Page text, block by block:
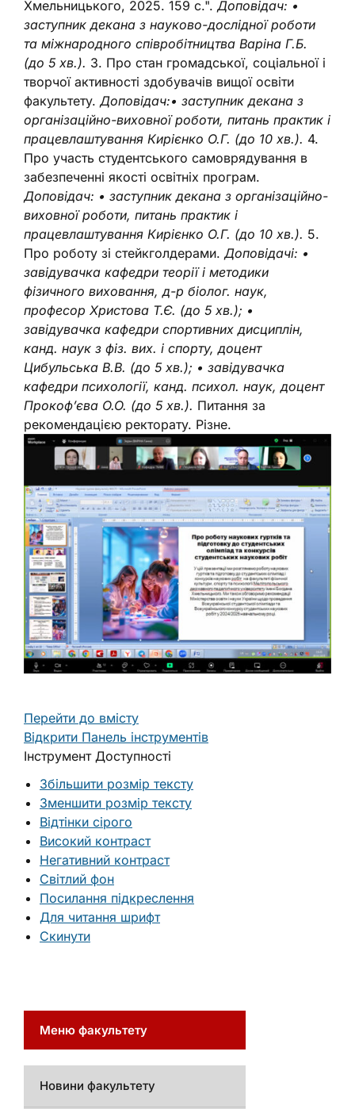
Хмельницького, 2025. 159 с.". Доповідач: •
заступник декана з науково-дослідної роботи
та міжнародного співробітництва Варіна Г.Б.
(до 5 хв.). 3. Про стан громадської, соціальної і
творчої активності здобувачів вищої освіти
факультету. Доповідач:• заступник декана з
організаційно-виховної роботи, питань практик і
працевлаштування Кирієнко О.Г. (до 10 хв.). 4.
Про участь студентського самоврядування в
забезпеченні якості освітніх програм.
Доповідач: • заступник декана з організаційно-
виховної роботи, питань практик і
працевлаштування Кирієнко О.Г. (до 10 хв.). 5.
Про роботу зі стейкголдерами. Доповідачі: •
завідувачка кафедри теорії і методики
фізичного виховання, д-р біолог. наук,
професор Христова Т.Є. (до 5 хв.); •
завідувачка кафедри спортивних дисциплін,
канд. наук з фіз. вих. і спорту, доцент
Цибульська В.В. (до 5 хв.); • завідувачка
кафедри психології, канд. психол. наук, доцент
Прокоф’єва О.О. (до 5 хв.). Питання за
рекомендацією ректорату. Різне.
Перейти до вмісту
Відкрити Панель інструментів
Інструмент Доступності
Збільшити розмір тексту
Зменшити розмір тексту
Відтінки сірого
Високий контраст
Негативний контраст
Світлий фон
Посилання підкреслення
Для читання шрифт
Скинути
Меню факультету
Новини факультету